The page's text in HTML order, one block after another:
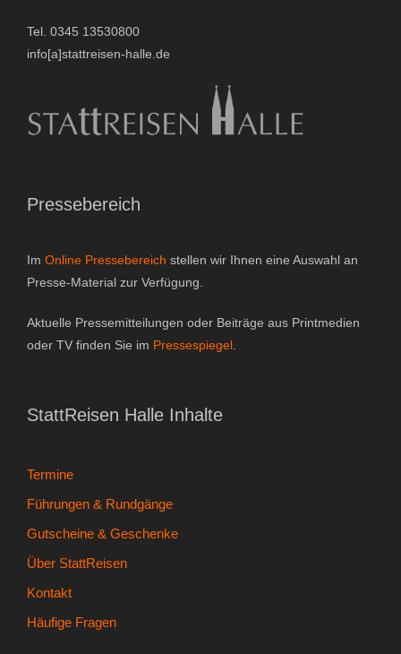
Tel. 0345 13530800
info[a]stattreisen-halle.de
Pressebereich
Im Online Pressebereich stellen wir Ihnen eine Auswahl an
Presse-Material zur Verfügung.
Aktuelle Pressemitteilungen oder Beiträge aus Printmedien
oder TV finden Sie im Pressespiegel
StattReisen Halle Inhalte
Termine
Führungen & Rundgänge
Gutscheine & Geschenke
Über StattReisen
Kontakt
Häufige Fragen